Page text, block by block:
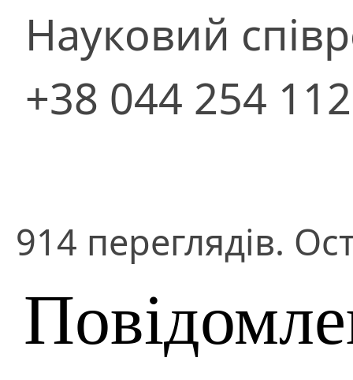
Науковий
+38 044 254
914 переглядів.